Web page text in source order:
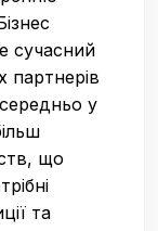
сучасний
партнерів
у
що
та